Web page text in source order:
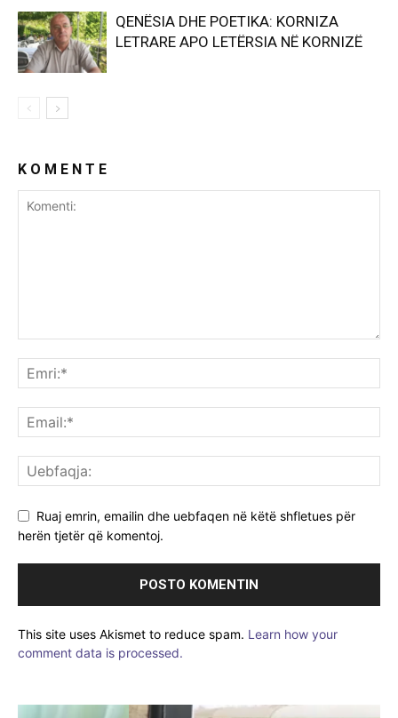
QENËSIA DHE POETIKA: KORNIZA
LETRARE APO LETËRSIA NË KORNIZË
K O M E N T E
Ruaj emrin, emailin dhe uebfaqen në këtë shfletues për
herën tjetër që komentoj.
This site uses Akismet to reduce spam. Learn how your
comment data is processed.